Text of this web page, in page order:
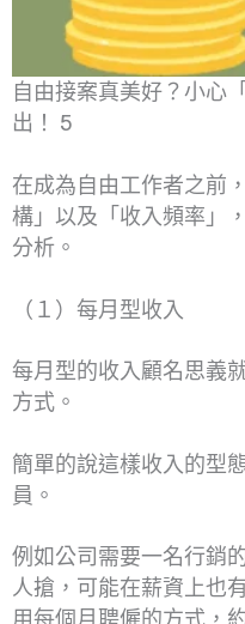
自由接案真美好？小心
出！ 5
在成為自由工作者之前
構」以及「收入頻率」
分析。
（１）每月型收入
每月型的收入顧名思義
方式。
簡單的說這樣收入的型
員。
例如公司需要一名行銷
人搶，可能在薪資上也